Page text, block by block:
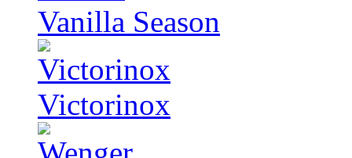
Vanilla Season
Victorinox